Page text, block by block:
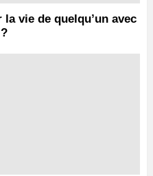
vie de quelqu’un avec